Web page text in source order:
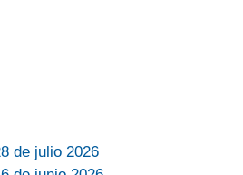
de julio 2026